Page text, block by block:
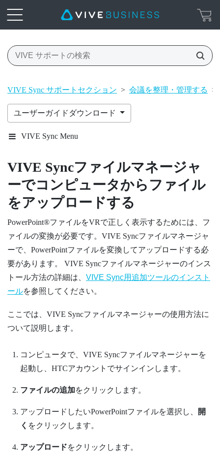
VIVE Sync サポートセクション > 会議を整理・管理する >
ユーザーガイドダウンロード
VIVE Sync Menu
VIVE Syncファイルマネージャ
ーでコンピュータからファイル
をアップロードする
PowerPoint®ファイルをVRで正しく表示するためには、フ
ァイルの変換が必要です。 VIVE Syncファイルマネージャ
ーで、 PowerPointファイルを変換してアップロードする必
要があります。 VIVE Syncファイルマネージャーのインス
トール方法の詳細は、 VIVE Sync用追加ツールのインスト
ールを参照してください。
ここでは、 VIVE Syncファイルマネージャーの使用方法に
ついて説明します。
コンピュータで、 VIVE Syncファイルマネージャーを
起動し、HTCアカウントでサインインします。
ファイルの追加をクリックします。
アップロードしたいPowerPointファイルを選択し、
開
く をクリックします。
アップロードをクリックします。